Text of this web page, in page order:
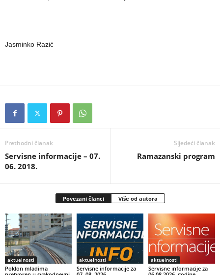
Jasminko Razić
Prethodni članak
Servisne informacije – 07.
06. 2018.
Sljedeći članak
Ramazanski program
Povezani članci Više od autora
aktuelnosti
Poklon mladima
aktuelnosti
Servisne informacije za
aktuelnosti
Servisne informacije za